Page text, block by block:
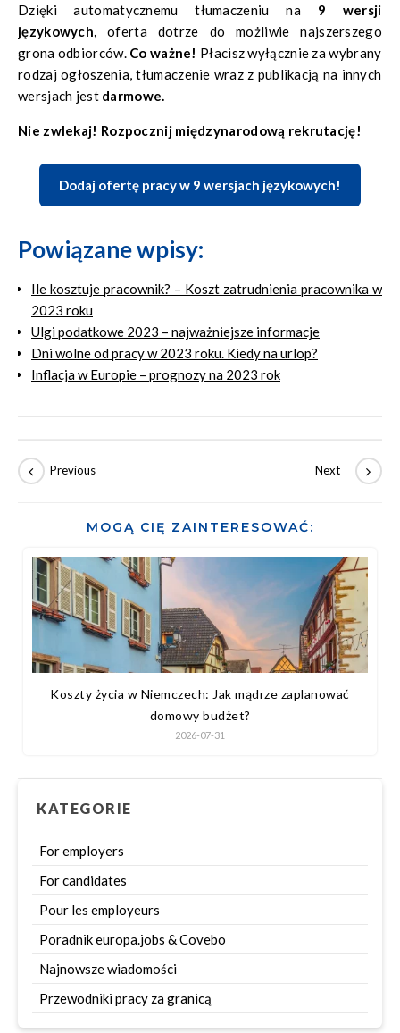
Dzięki automatycznemu tłumaczeniu na9 wersji
językowych, oferta dotrze do możliwie najszerszego
grona odbiorców. Co ważne! Płacisz wyłącznie za wybrany
rodzaj ogłoszenia, tłumaczenie wraz z publikacją na innych
wersjach jest darmowe.
Nie zwlekaj! Rozpocznij międzynarodową rekrutację!
Dodaj ofertę pracy w 9 wersjach językowych!
Powiązane wpisy:
Ile kosztuje pracownik? – Koszt zatrudnienia pracownika w
2023 roku
Ulgi podatkowe 2023 – najważniejsze informacje
Dni wolne od pracy w 2023 roku. Kiedy na urlop?
Inflacja w Europie – prognozy na 2023 rok
MOGĄ CIĘ ZAINTERESOWAĆ:
Koszty życia w Niemczech: Jak mądrze zaplanować
domowy budżet?
2026-07-31
KATEGORIE
For employers
For candidates
Pour les employeurs
Poradnik europa.jobs & Covebo
Najnowsze wiadomości
Przewodniki pracy za granicą